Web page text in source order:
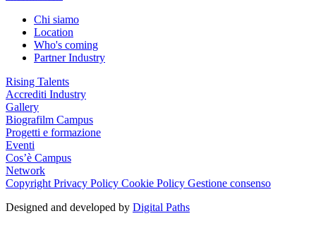
Chi siamo
Location
Who's coming
Partner Industry
Rising Talents
Accrediti Industry
Gallery
Biografilm Campus
Progetti e formazione
Eventi
Cos’è Campus
Network
Copyright Privacy Policy Cookie Policy Gestione consenso
Designed and developed by Digital Paths